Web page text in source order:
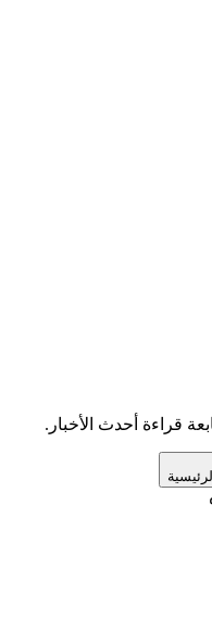
قراءة أحدث الأخبار.
الرئيسية